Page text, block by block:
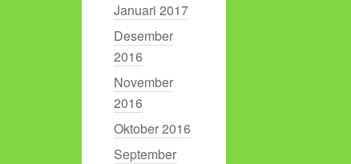
Januari 2017
Desember
2016
November
2016
Oktober 2016
September